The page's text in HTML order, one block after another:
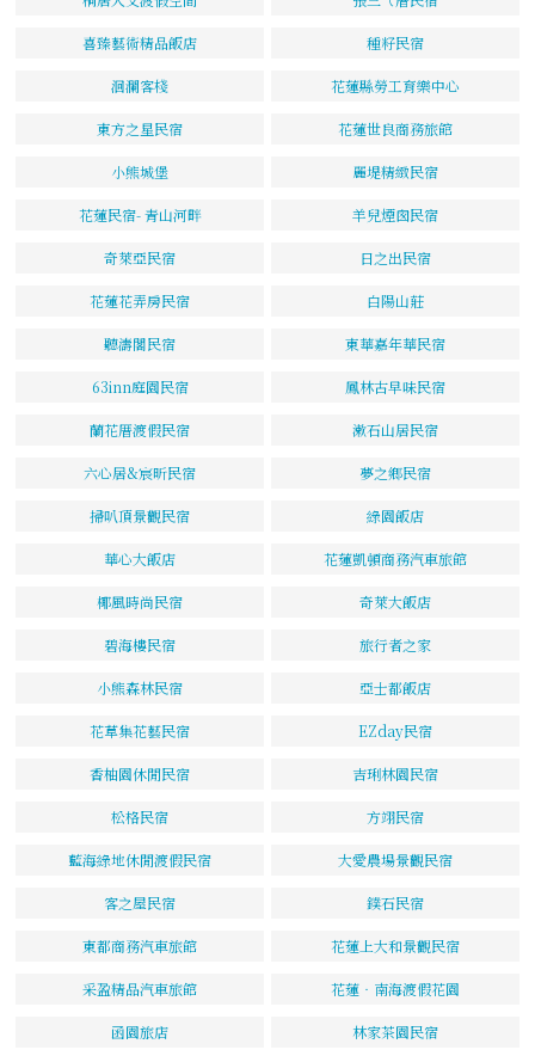
喜臻藝術精品飯店 種籽民宿
洄瀾客棧 花蓮縣勞工育樂中心
東方之星民宿 花蓮世良商務旅館
小熊城堡 麗堤精緻民宿
花蓮民宿- 青山河畔 羊兒煙囪民宿
奇萊亞民宿 日之出民宿
花蓮花弄房民宿 白陽山莊
聽濤閣民宿 東華嘉年華民宿
63inn庭園民宿 鳳林古早味民宿
蘭花厝渡假民宿 漱石山居民宿
六心居&宸昕民宿 夢之鄉民宿
掃叭頂景觀民宿 綠園飯店
華心大飯店 花蓮凱頓商務汽車旅館
椰風時尚民宿 奇萊大飯店
碧海樓民宿 旅行者之家
小熊森林民宿 亞士都飯店
花草集花藝民宿 EZday民宿
香柚園休閒民宿 吉琍林園民宿
松格民宿 方翊民宿
藍海綠地休閒渡假民宿 大愛農場景觀民宿
客之屋民宿 鏷石民宿
東都商務汽車旅館 花蓮上大和景觀民宿
采盈精品汽車旅館 花蓮‧南海渡假花園
函園旅店 林家茶園民宿